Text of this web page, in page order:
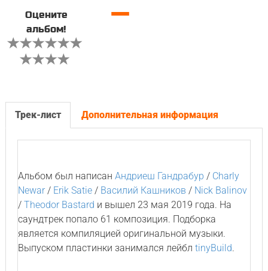
Оцените
альбом!
—
Трек-лист Дополнительная информация
Альбом был написан Андриеш Гандрабур / Charly
Newar/ Erik Satie/ Василий Кашников / Nick Balinov
/ Theodor Bastard и вышел 23 мая 2019 года. На
саундтрек попало 61 композиция. Подборка
является компиляцией оригинальной музыки.
Выпуском пластинки занимался лейбл tinyBuild.